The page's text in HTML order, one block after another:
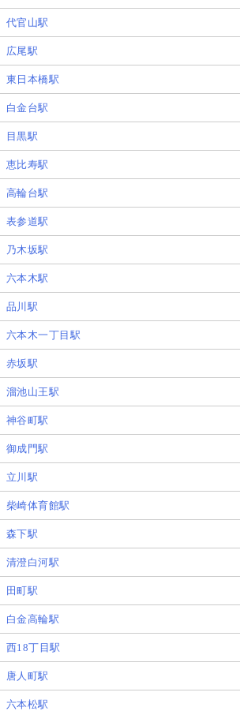
代官山駅
広尾駅
東日本橋駅
白金台駅
目黒駅
恵比寿駅
高輪台駅
表参道駅
乃木坂駅
六本木駅
品川駅
六本木一丁目駅
赤坂駅
溜池山王駅
神谷町駅
御成門駅
立川駅
柴崎体育館駅
森下駅
清澄白河駅
田町駅
白金高輪駅
西18丁目駅
唐人町駅
六本松駅